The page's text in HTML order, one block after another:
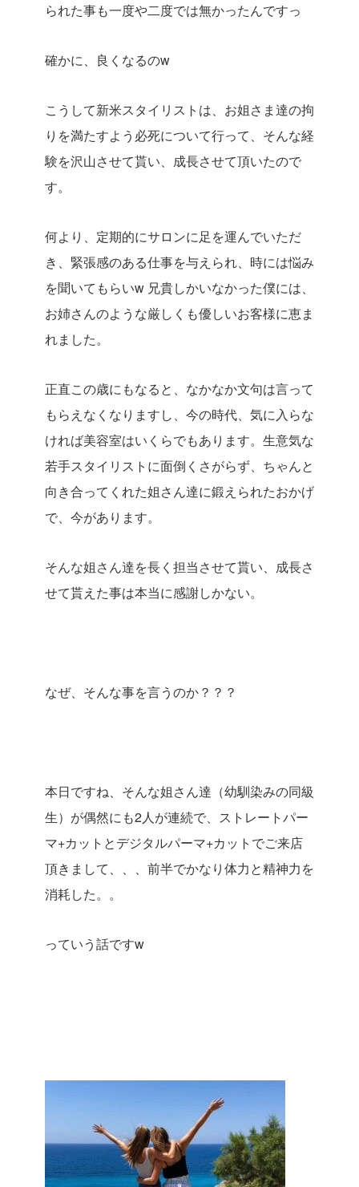
られた事も一度や二度では無かったんですっ
確かに、良くなるのw
こうして新米スタイリストは、お姐さま達の拘
りを満たすよう必死について行って、そんな経
験を沢山させて貰い、成長させて頂いたので
す。
何より、定期的にサロンに足を運んでいただ
き、緊張感のある仕事を与えられ、時には悩み
を聞いてもらいw 兄貴しかいなかった僕には、
お姉さんのような厳しくも優しいお客様に恵ま
れました。
正直この歳にもなると、なかなか文句は言って
もらえなくなりますし、今の時代、気に入らな
ければ美容室はいくらでもあります。生意気な
若手スタイリストに面倒くさがらず、ちゃんと
向き合ってくれた姐さん達に鍛えられたおかげ
で、今があります。
そんな姐さん達を長く担当させて貰い、成長さ
せて貰えた事は本当に感謝しかない。
なぜ、そんな事を言うのか？？？
本日ですね、そんな姐さん達（幼馴染みの同級
生）が偶然にも2人が連続で、ストレートパー
マ+カットとデジタルパーマ+カットでご来店
頂きまして、、、前半でかなり体力と精神力を
消耗した。。
っていう話ですw